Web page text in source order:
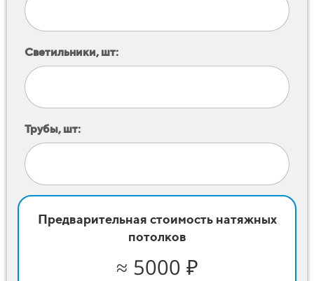
Светильники, шт:
Трубы, шт:
Предварительная стоимость натяжных
потолков
≈ 5000 ₽